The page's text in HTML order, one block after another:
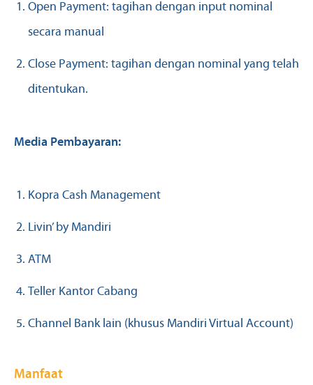
Open Payment: tagihan dengan input nominal
secara manual
Close Payment: tagihan dengan nominal yang telah
ditentukan.
Media Pembayaran:
Kopra Cash Management
Livin’ by Mandiri
ATM
Teller Kantor Cabang
Channel Bank lain (khusus Mandiri Virtual Account)
Manfaat